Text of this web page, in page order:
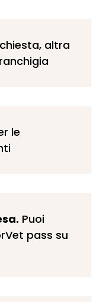
altra
le
Puoi
pass su